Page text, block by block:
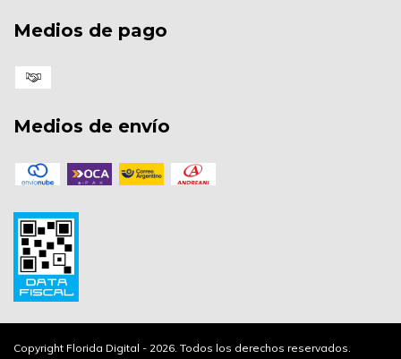
Medios de pago
Medios de envío
Copyright Florida Digital - 2026. Todos los derechos reservados.